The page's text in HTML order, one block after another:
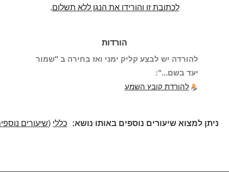
לכתובת זו והורידו את הנגן ללא תשלום.
הורדות
להורדה יש לבצע קליק ימני ואז בחירה ב "שמור
יעד בשם...":
להורדת קובץ השמע
ניתן למצוא שיעורים נוספים באותו נושא: כללי(שיעורים נוספים)